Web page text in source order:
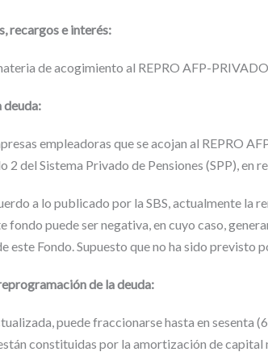
recargos e interés:
de acogimiento al REPRO AFP-
deuda:
empleadoras que se acojan al REPRO
2 del Sistema Privado de Pensiones (SPP),
a lo publicado por la SBS, actualmente la
fondo puede ser negativa, en cuyo caso,
este Fondo. Supuesto que no ha sido previsto
de la deuda:
puede fraccionarse hasta en sesenta
constituidas por la amortización de